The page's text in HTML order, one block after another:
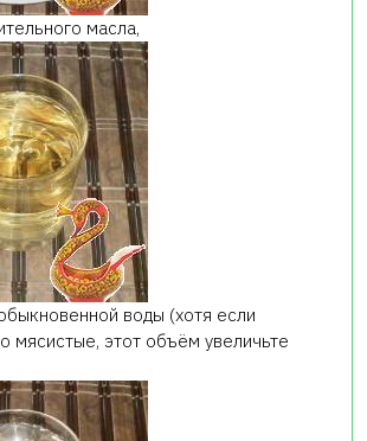
масла,
воды (хотя если
мясистые, этот объём увеличьте